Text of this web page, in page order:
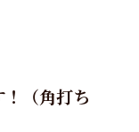
（角打ち